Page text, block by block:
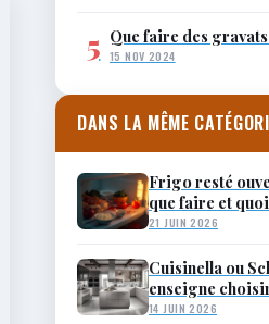
5 Que faire des
15 NOV 2024
DANS LA MÊME
Frigo resté
que faire et
21 JUIN 2026
Cuisinella ou
enseigne
14 JUIN 2026